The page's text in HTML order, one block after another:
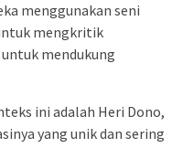
menggunakan seni
mengkritik
mendukung
ini adalah Heri Dono,
yang unik dan sering